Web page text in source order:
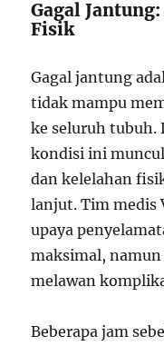
Gagal
Fisik
Gagal jantung
tidak mampu
ke seluruh tubuh.
kondisi ini
dan kelelahan
lanjut. Tim medis
upaya
maksimal,
melawan
Beberapa jam